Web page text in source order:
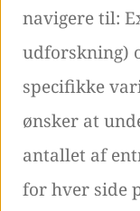
navigere til:
udforskning)
specifikke
ønsker at
antallet af
for hver side